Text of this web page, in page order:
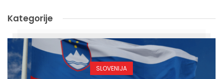
Kategorije
SLOVENIJA